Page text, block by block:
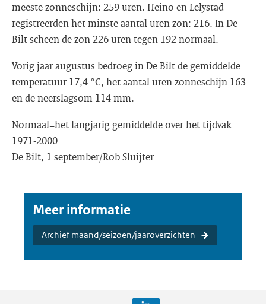
meeste zonneschijn: 259 uren. Heino en Lelystad
registreerden het minste aantal uren zon: 216. In De
Bilt scheen de zon 226 uren tegen 192 normaal.
Vorig jaar augustus bedroeg in De Bilt de gemiddelde
temperatuur 17,4 °C, het aantal uren zonneschijn 163
en de neerslagsom 114 mm.
Normaal=het langjarig gemiddelde over het tijdvak
1971-2000
De Bilt, 1 september/Rob Sluijter
Meer informatie
Archief maand/seizoen/jaaroverzichten